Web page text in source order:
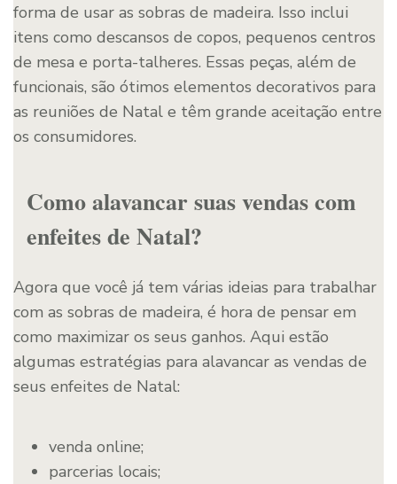
forma de usar as sobras de madeira. Isso inclui
itens como descansos de copos, pequenos centros
de mesa e porta-talheres. Essas peças, além de
funcionais, são ótimos elementos decorativos para
as reuniões de Natal e têm grande aceitação entre
os consumidores.
Como alavancar suas vendas com
enfeites de Natal?
Agora que você já tem várias ideias para trabalhar
com as sobras de madeira, é hora de pensar em
como maximizar os seus ganhos. Aqui estão
algumas estratégias para alavancar as vendas de
seus enfeites de Natal:
venda online;
parcerias locais;